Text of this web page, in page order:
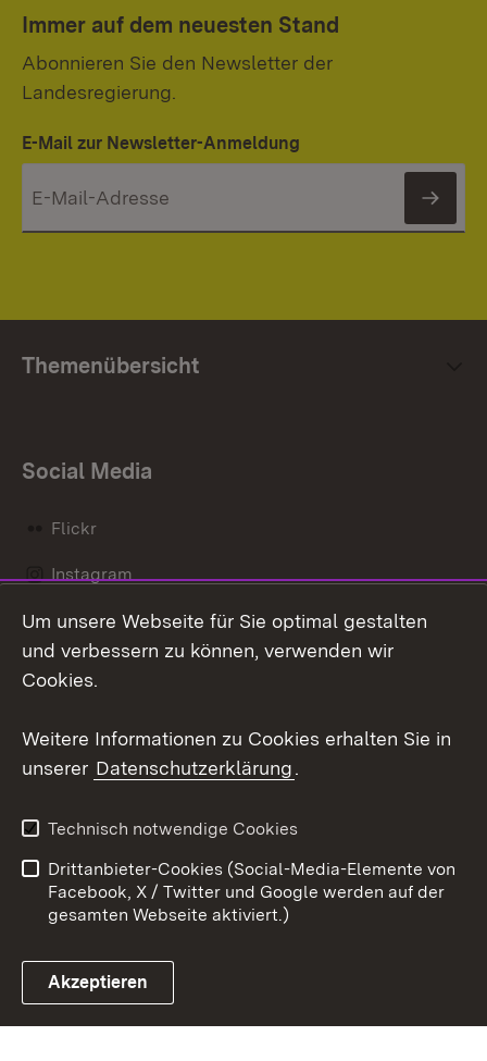
Immer auf dem neuesten Stand
Abonnieren Sie den Newsletter der
Landesregierung.
E-Mail zur Newsletter-Anmeldung
Themenübersicht
Social Media
Flickr
Instagram
Social Wall
Link zum Landesportal
Barrierefreiheit
Benutzungshinweise
Impressum
Cookies
Um unsere Webseite für Sie optimal gestalten
und verbessern zu können, verwenden wir
Cookies.
Weitere Informationen zu Cookies erhalten Sie in
unserer Datenschutzerklärung.
Technisch notwendige Cookies
Drittanbieter-Cookies (Social-Media-Elemente von
Facebook, X / Twitter und Google werden auf der
gesamten Webseite aktiviert.)
Akzeptieren